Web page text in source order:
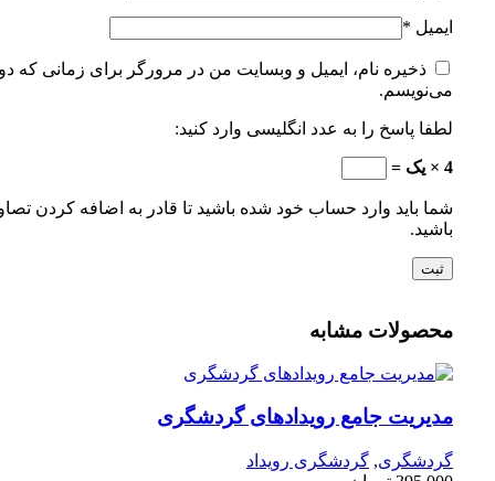
ایمیل *
ذخیره نام، ایمیل و وبسایت من در مرورگر برای زمانی که
می‌نویسم.
لطفا پاسخ را به عدد انگلیسی وارد کنید:
4 × یک =
شما باید وارد حساب خود شده باشید تا قادر به اضافه کردن
باشید.
محصولات مشابه
مدیریت جامع رویدادهای گردشگری
گردشگری, گردشگری رویداد